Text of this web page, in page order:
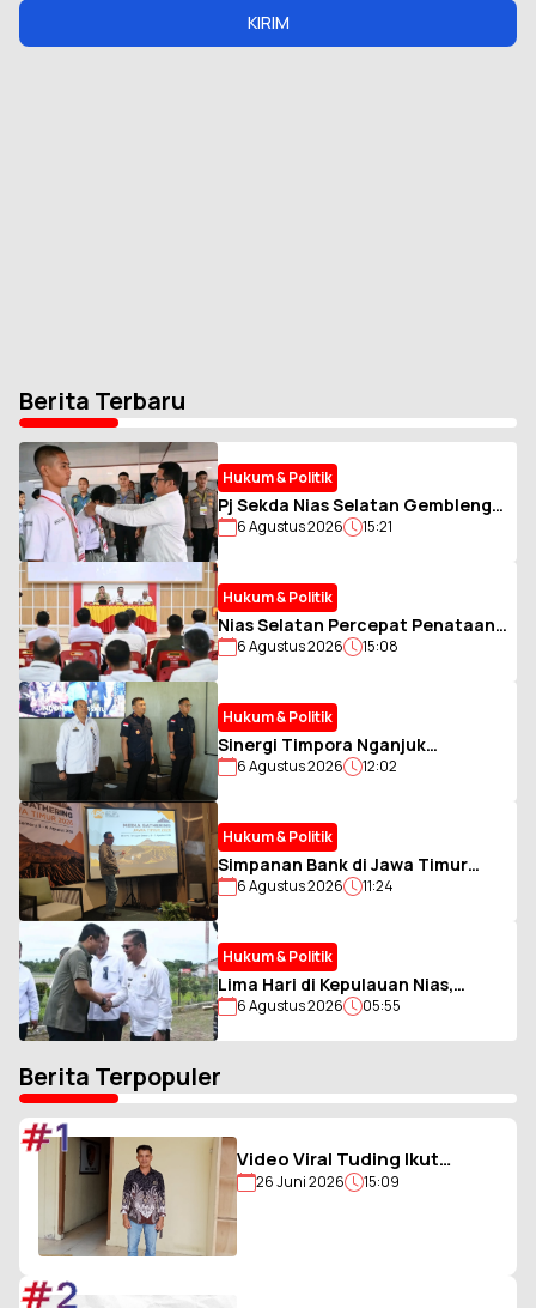
KIRIM
Berita Terbaru
Hukum & Politik
Pj Sekda Nias Selatan Gembleng
Calon Paskibraka, Tanamkan
Menyerah
6 Agustus 2026 15:21
Hukum & Politik
Nias Selatan Percepat Penataan
Kawasan Hutan, Pj Sekda Libatkan
6 Agustus 2026 15:08
Hukum & Politik
Sinergi Timpora Nganjuk
Diperkuat, Imigrasi Kediri
Asing
6 Agustus 2026 12:02
Hukum & Politik
Simpanan Bank di Jawa Timur
Bergeser ke Nominal Besar,
Tetap Dominan
6 Agustus 2026 11:24
Hukum & Politik
Lima Hari di Kepulauan Nias,
Gubernur Sumut Bawa Misi
6 Agustus 2026 05:55
Berita Terpopuler
Video Viral Tuding Ikut
Memukul, Kades
26 Juni 2026 15:09
#1
#2